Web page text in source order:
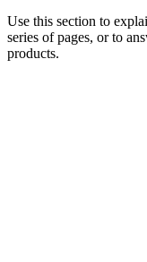
Use this section to
series of pages, or to
products.